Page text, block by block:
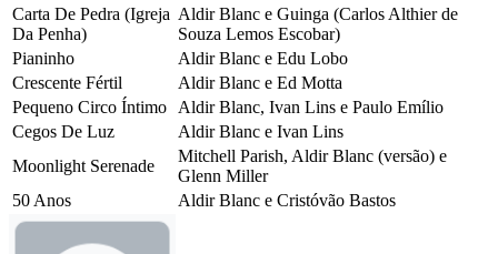
Carta De Pedra (Igreja
Da Penha)
Aldir Blanc e Guinga (Carlos Althier de
Souza Lemos Escobar)
Pianinho
Aldir Blanc e Edu Lobo
Crescente Fértil
Aldir Blanc e Ed Motta
Pequeno Circo Íntimo
Aldir Blanc, Ivan Lins e Paulo Emílio
Cegos De Luz
Aldir Blanc e Ivan Lins
Moonlight Serenade
Mitchell Parish, Aldir Blanc (versão) e
Glenn Miller
50 Anos
Aldir Blanc e Cristóvão Bastos